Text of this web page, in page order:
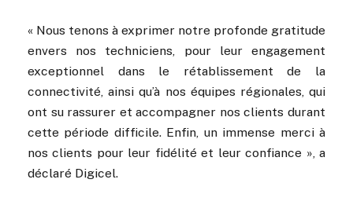
« Nous tenons à exprimer notre profonde gratitude
envers nos techniciens, pour leur engagement
exceptionnel dans le rétablissement de la
connectivité, ainsi qu’à nos équipes régionales, qui
ont su rassurer et accompagner nos clients durant
cette période difficile. Enfin, un immense merci à
nos clients pour leur fidélité et leur confiance », a
déclaré Digicel.